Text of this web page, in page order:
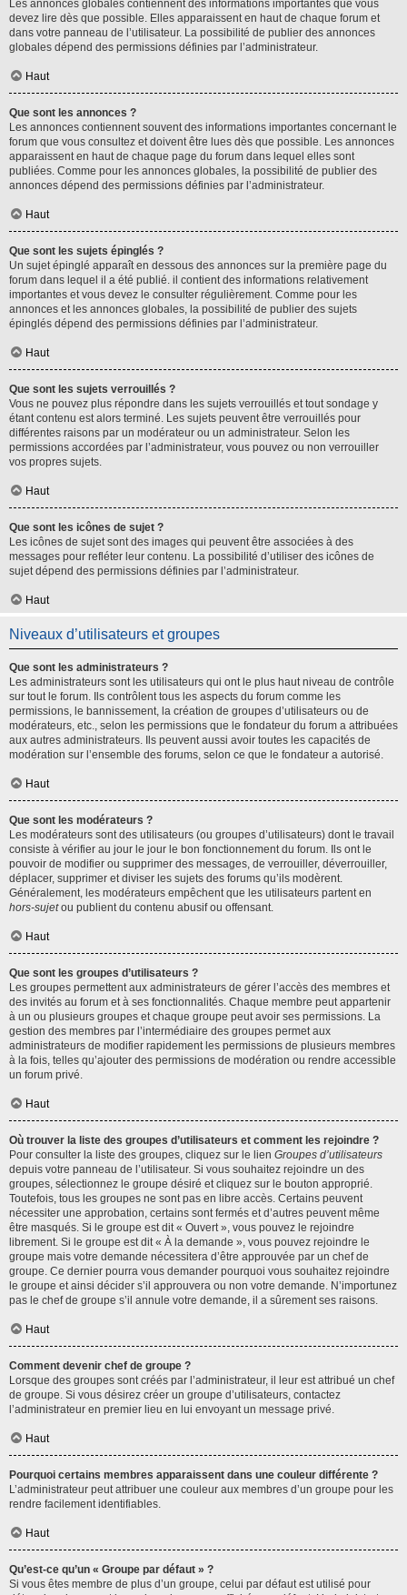
Les annonces globales contiennent des informations importantes que vous
devez lire dès que possible. Elles apparaissent en haut de chaque forum et
dans votre panneau de l’utilisateur. La possibilité de publier des annonces
globales dépend des permissions définies par l’administrateur.
Haut
Que sont les annonces ?
Les annonces contiennent souvent des informations importantes concernant le
forum que vous consultez et doivent être lues dès que possible. Les annonces
apparaissent en haut de chaque page du forum dans lequel elles sont
publiées. Comme pour les annonces globales, la possibilité de publier des
annonces dépend des permissions définies par l’administrateur.
Haut
Que sont les sujets épinglés ?
Un sujet épinglé apparaît en dessous des annonces sur la première page du
forum dans lequel il a été publié. il contient des informations relativement
importantes et vous devez le consulter régulièrement. Comme pour les
annonces et les annonces globales, la possibilité de publier des sujets
épinglés dépend des permissions définies par l’administrateur.
Haut
Que sont les sujets verrouillés ?
Vous ne pouvez plus répondre dans les sujets verrouillés et tout sondage y
étant contenu est alors terminé. Les sujets peuvent être verrouillés pour
différentes raisons par un modérateur ou un administrateur. Selon les
permissions accordées par l’administrateur, vous pouvez ou non verrouiller
vos propres sujets.
Haut
Que sont les icônes de sujet ?
Les icônes de sujet sont des images qui peuvent être associées à des
messages pour refléter leur contenu. La possibilité d’utiliser des icônes de
sujet dépend des permissions définies par l’administrateur.
Haut
Niveaux d’utilisateurs et groupes
Que sont les administrateurs ?
Les administrateurs sont les utilisateurs qui ont le plus haut niveau de contrôle
sur tout le forum. Ils contrôlent tous les aspects du forum comme les
permissions, le bannissement, la création de groupes d’utilisateurs ou de
modérateurs, etc., selon les permissions que le fondateur du forum a attribuées
aux autres administrateurs. Ils peuvent aussi avoir toutes les capacités de
modération sur l’ensemble des forums, selon ce que le fondateur a autorisé.
Haut
Que sont les modérateurs ?
Les modérateurs sont des utilisateurs (ou groupes d’utilisateurs) dont le travail
consiste à vérifier au jour le jour le bon fonctionnement du forum. Ils ont le
pouvoir de modifier ou supprimer des messages, de verrouiller, déverrouiller,
déplacer, supprimer et diviser les sujets des forums qu’ils modèrent.
Généralement, les modérateurs empêchent que les utilisateurs partent en
hors-sujetou publient du contenu abusif ou offensant.
Haut
Que sont les groupes d’utilisateurs ?
Les groupes permettent aux administrateurs de gérer l’accès des membres et
des invités au forum et à ses fonctionnalités. Chaque membre peut appartenir
à un ou plusieurs groupes et chaque groupe peut avoir ses permissions. La
gestion des membres par l’intermédiaire des groupes permet aux
administrateurs de modifier rapidement les permissions de plusieurs membres
à la fois, telles qu’ajouter des permissions de modération ou rendre accessible
un forum privé.
Haut
Où trouver la liste des groupes d’utilisateurs et comment les rejoindre ?
Pour consulter la liste des groupes, cliquez sur le lien Groupes d’utilisateurs
depuis votre panneau de l’utilisateur. Si vous souhaitez rejoindre un des
groupes, sélectionnez le groupe désiré et cliquez sur le bouton approprié.
Toutefois, tous les groupes ne sont pas en libre accès. Certains peuvent
nécessiter une approbation, certains sont fermés et d’autres peuvent même
être masqués. Si le groupe est dit « Ouvert », vous pouvez le rejoindre
librement. Si le groupe est dit « À la demande », vous pouvez rejoindre le
groupe mais votre demande nécessitera d’être approuvée par un chef de
groupe. Ce dernier pourra vous demander pourquoi vous souhaitez rejoindre
le groupe et ainsi décider s’il approuvera ou non votre demande. N’importunez
pas le chef de groupe s’il annule votre demande, il a sûrement ses raisons.
Haut
Comment devenir chef de groupe ?
Lorsque des groupes sont créés par l’administrateur, il leur est attribué un chef
de groupe. Si vous désirez créer un groupe d’utilisateurs, contactez
l’administrateur en premier lieu en lui envoyant un message privé.
Haut
Pourquoi certains membres apparaissent dans une couleur différente ?
L’administrateur peut attribuer une couleur aux membres d’un groupe pour les
rendre facilement identifiables.
Haut
Qu’est-ce qu’un « Groupe par défaut » ?
Si vous êtes membre de plus d’un groupe, celui par défaut est utilisé pour